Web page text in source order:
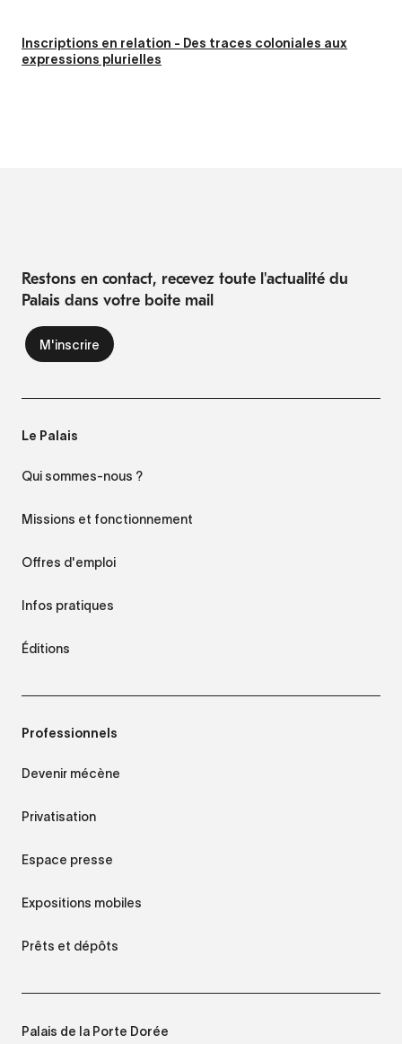
Inscriptions en relation - Des traces coloniales aux
expressions plurielles
Restons en contact, recevez toute l'actualité du
Palais dans votre boite mail
Le Palais
Qui sommes-nous ?
Missions et fonctionnement
Offres d'emploi
Infos pratiques
Éditions
Professionnels
Devenir mécène
Privatisation
Espace presse
Expositions mobiles
Prêts et dépôts
Palais de la Porte Dorée